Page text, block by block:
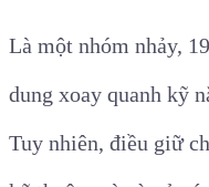
Là một nhóm nhảy,
dung xoay quanh kỹ
Tuy nhiên, điều giữ